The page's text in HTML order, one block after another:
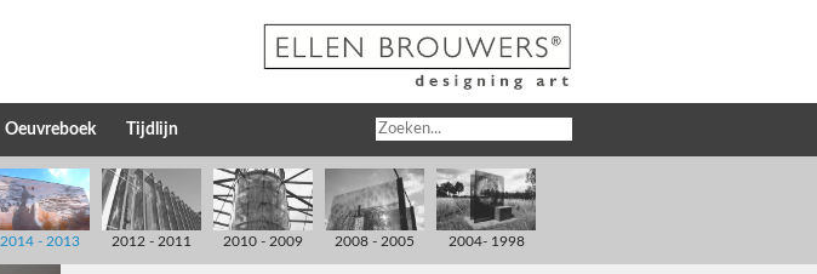
Oeuvreboek Tijdlijn
2014 - 2013 2012 - 2011 2010 - 2009 2008 - 2005 2004- 1998